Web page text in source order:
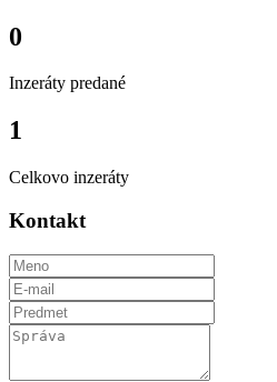
0
Inzeráty predané
1
Celkovo inzeráty
Kontakt